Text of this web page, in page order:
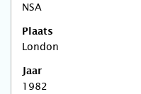
NSA
Plaats
London
Jaar
1982